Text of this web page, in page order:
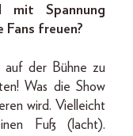
mit Spannung
freuen?
auf der Bühne zu
Was die Show
wird. Vielleicht
Fuß (lacht).